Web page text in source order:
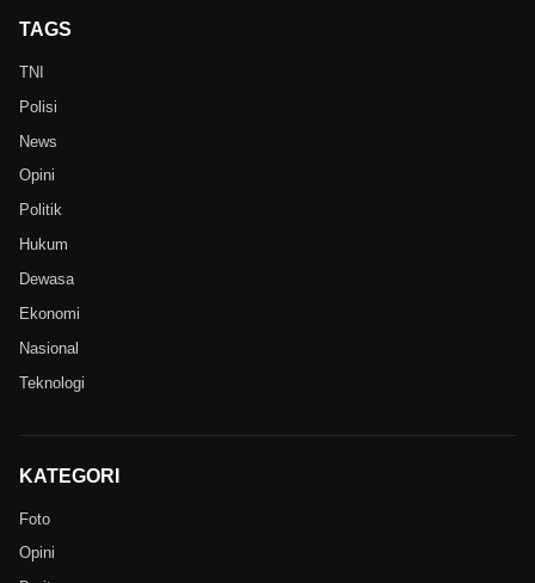
TAGS
TNI
Polisi
News
Opini
Politik
Hukum
Dewasa
Ekonomi
Nasional
Teknologi
KATEGORI
Foto
Opini